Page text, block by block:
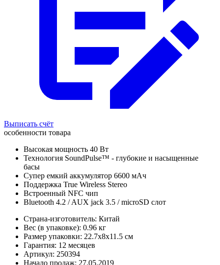
Выписать счёт
особенности товара
Высокая мощность 40 Вт
Технология SoundPulse™ - глубокие и насыщенные
басы
Супер емкий аккумулятор 6600 мАч
Поддержка True Wireless Stereo
Встроенный NFC чип
Bluetooth 4.2 / AUX jack 3.5 / microSD слот
Страна-изготовитель: Китай
Вес (в упаковке): 0.96 кг
Размер упаковки: 22.7x8x11.5 см
Гарантия: 12 месяцев
Артикул: 250394
Начало продаж: 27.05.2019